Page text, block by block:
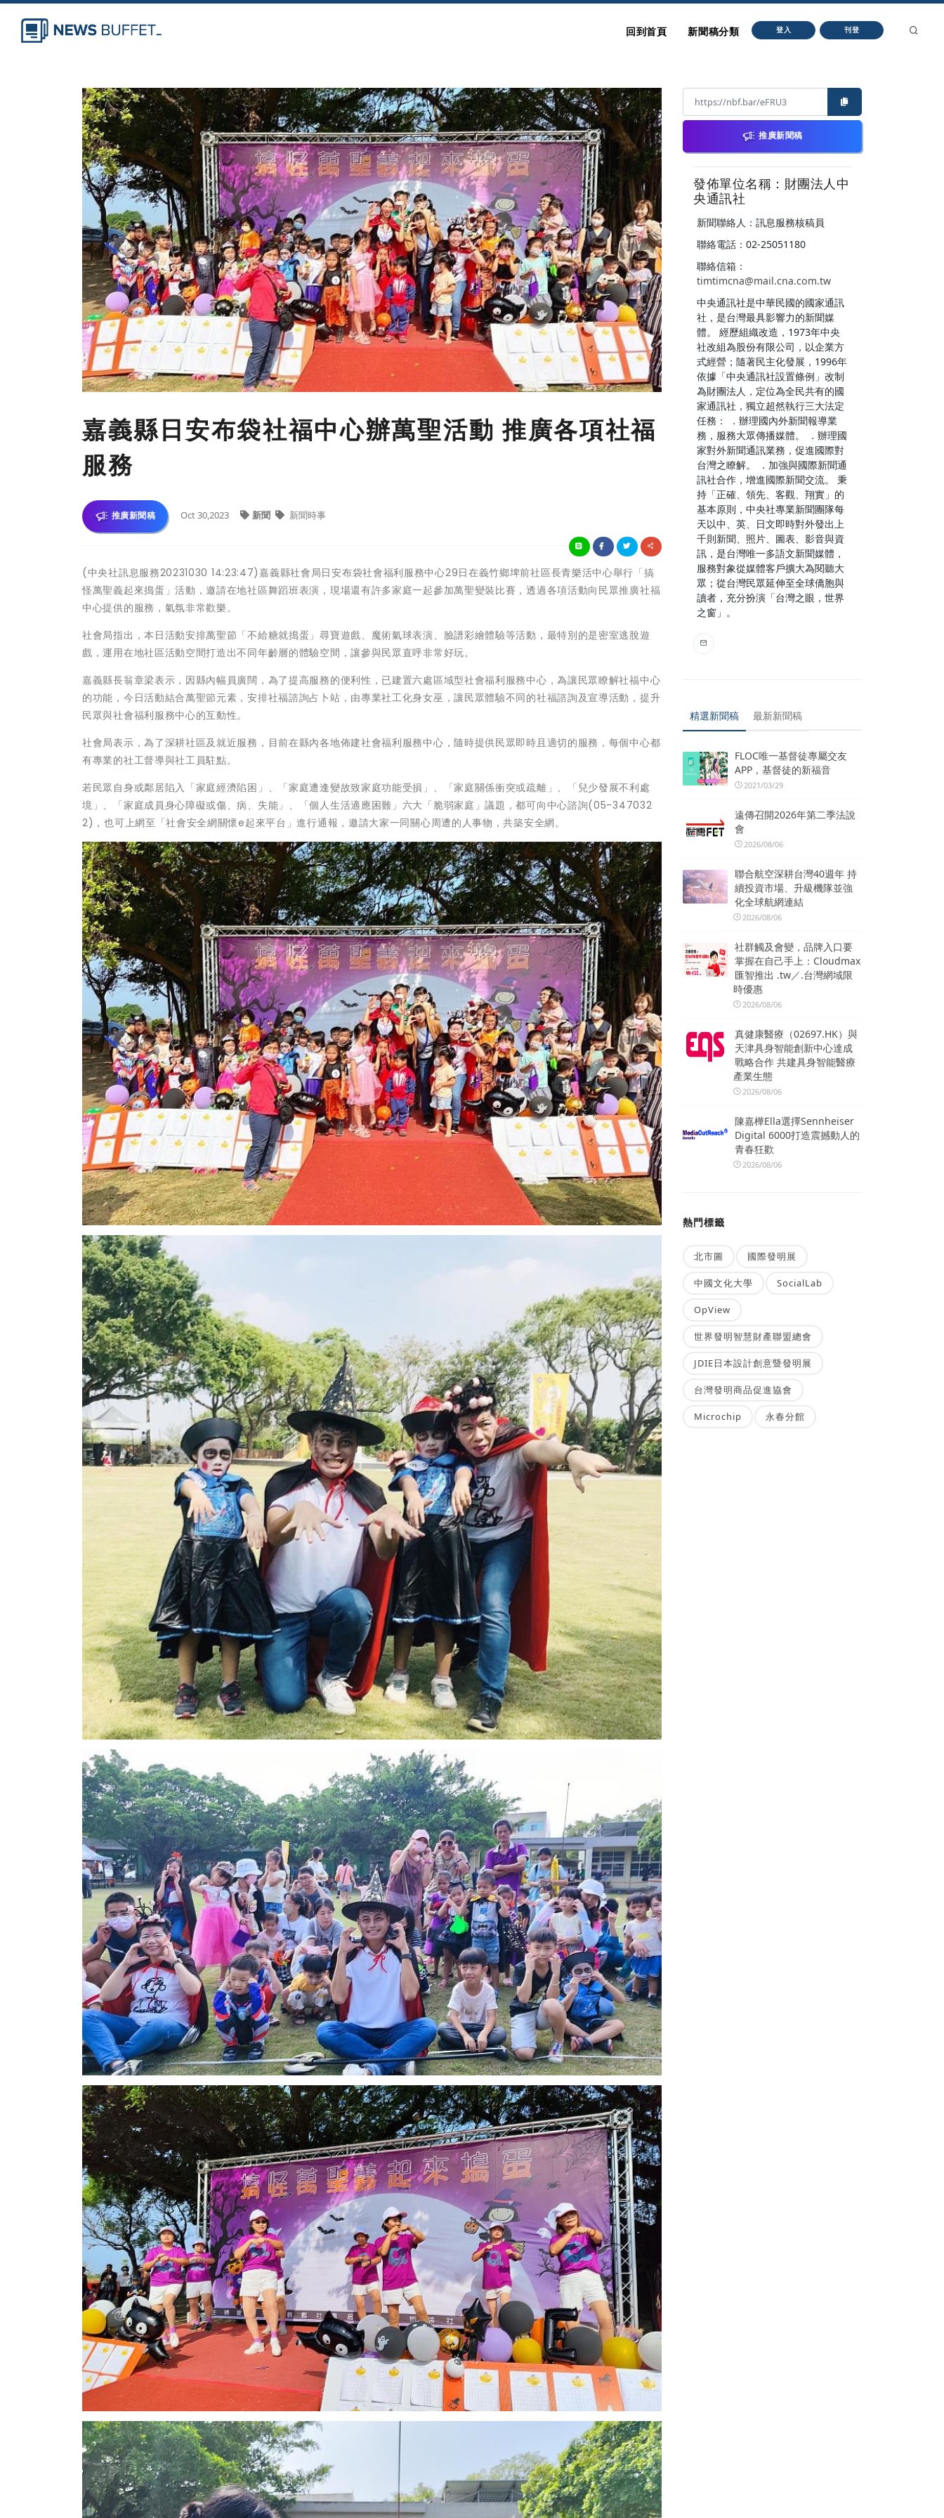
回到首頁 新聞稿分類 登入 刊登
嘉義縣日安布袋社福中心辦萬聖活動 推廣各項社福
服務
推廣新聞稿 Oct 30,2023 新聞 新聞時事
(中央社訊息服務20231030 14:23:47)嘉義縣社會局日安布袋社會福利服務中心29日在義竹鄉埤前社區長青樂活中心舉行「搞
怪萬聖義起來搗蛋」活動，邀請在地社區舞蹈班表演，現場還有許多家庭一起參加萬聖變裝比賽，透過各項活動向民眾推廣社福
中心提供的服務，氣氛非常歡樂。
社會局指出，本日活動安排萬聖節「不給糖就搗蛋」尋寶遊戲、魔術氣球表演、臉譜彩繪體驗等活動，最特別的是密室逃脫遊
戲，運用在地社區活動空間打造出不同年齡層的體驗空間，讓參與民眾直呼非常好玩。
嘉義縣長翁章梁表示，因縣內幅員廣闊，為了提高服務的便利性，已建置六處區域型社會福利服務中心，為讓民眾瞭解社福中心
的功能，今日活動結合萬聖節元素，安排社福諮詢占卜站，由專業社工化身女巫，讓民眾體驗不同的社福諮詢及宣導活動，提升
民眾與社會福利服務中心的互動性。
社會局表示，為了深耕社區及就近服務，目前在縣內各地佈建社會福利服務中心，隨時提供民眾即時且適切的服務，每個中心都
有專業的社工督導與社工員駐點。
若民眾自身或鄰居陷入「家庭經濟陷困」、「家庭遭逢變故致家庭功能受損」、「家庭關係衝突或疏離」、「兒少發展不利處
境」、「家庭成員身心障礙或傷、病、失能」、「個人生活適應困難」六大「脆弱家庭」議題，都可向中心諮詢(05-347032
2)，也可上網至「社會安全網關懷e起來平台」進行通報，邀請大家一同關心周遭的人事物，共築安全網。
推廣新聞稿
發佈單位名稱：財團法人中
央通訊社
新聞聯絡人：訊息服務核稿員
聯絡電話：02-25051180
聯絡信箱：
timtimcna@mail.cna.com.tw
中央通訊社是中華民國的國家通訊
社，是台灣最具影響力的新聞媒
體。 經歷組織改造，1973年中央
社改組為股份有限公司，以企業方
式經營；隨著民主化發展，1996年
依據「中央通訊社設置條例」改制
為財團法人，定位為全民共有的國
家通訊社，獨立超然執行三大法定
任務： ．辦理國內外新聞報導業
務，服務大眾傳播媒體。 ．辦理國
家對外新聞通訊業務，促進國際對
台灣之瞭解。 ．加強與國際新聞通
訊社合作，增進國際新聞交流。 秉
持「正確、領先、客觀、翔實」的
基本原則，中央社專業新聞團隊每
天以中、英、日文即時對外發出上
千則新聞、照片、圖表、影音與資
訊，是台灣唯一多語文新聞媒體，
服務對象從媒體客戶擴大為閱聽大
眾；從台灣民眾延伸至全球僑胞與
讀者，充分扮演「台灣之眼，世界
之窗」。
精選新聞稿 最新新聞稿
FLOC唯一基督徒專屬交友
APP，基督徒的新福音
2021/03/29
遠傳召開2026年第二季法說
會
2026/08/06
聯合航空深耕台灣40週年 持
續投資市場、升級機隊並強
化全球航網連結
2026/08/06
社群觸及會變，品牌入口要
掌握在自己手上：Cloudmax
匯智推出 .tw／.台灣網域限
時優惠
2026/08/06
真健康醫療（02697.HK）與
天津具身智能創新中心達成
戰略合作 共建具身智能醫療
產業生態
2026/08/06
陳嘉樺Ella選擇Sennheiser
Digital 6000打造震撼動人的
青春狂歡
2026/08/06
熱門標籤
北市圖 國際發明展
中國文化大學 SocialLab
OpView
世界發明智慧財產聯盟總會
JDIE日本設計創意暨發明展
台灣發明商品促進協會
Microchip 永春分館